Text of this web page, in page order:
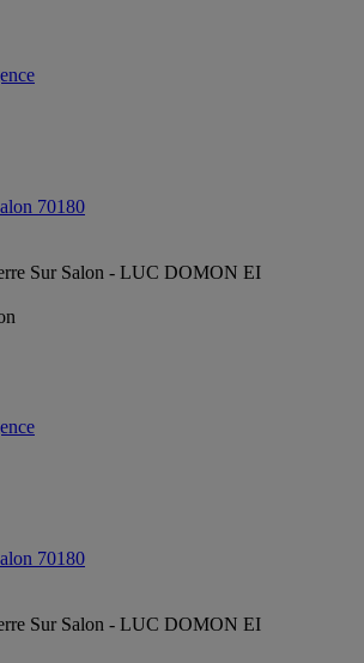
70180
Sur Salon - LUC DOMON EI
70180
Sur Salon - LUC DOMON EI